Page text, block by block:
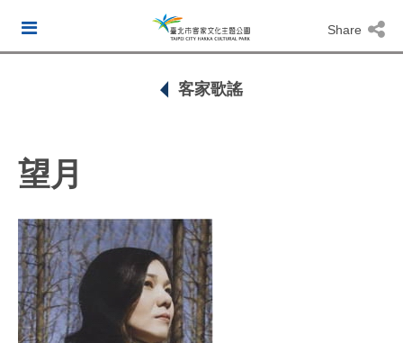
Share
客家歌謠
望月